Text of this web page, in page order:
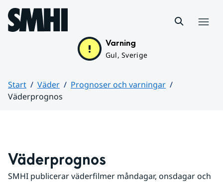
Hoppa till sidans innehåll
Varning
Gul, Sverige
Start Väder
Prognoser och varningar
Väderprognos
Väderprognos
SMHI publicerar väderfilmer måndagar, onsdagar och